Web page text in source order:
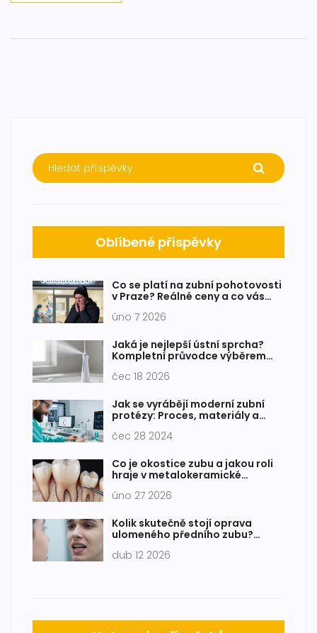
Oblíbené příspěvky
Co se platí na zubní pohotovosti
v Praze? Reálné ceny a co vás
úno 7 2026
Jaká je nejlepší ústní sprcha?
Kompletní průvodce výběrem
čec 18 2026
Jak se vyrábějí moderní zubní
protézy: Proces, materiály a
čec 28 2024
Co je okostice zubu a jakou roli
hraje v metalokeramické
úno 27 2026
Kolik skutečně stojí oprava
ulomeného předního zubu?
dub 12 2026